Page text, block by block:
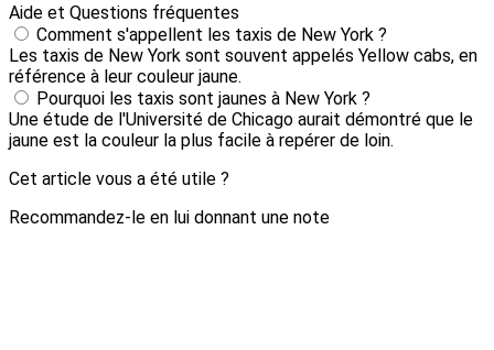
Aide et Questions fréquentes
Comment s'appellent les taxis de New York ?
Les taxis de New York sont souvent appelés Yellow cabs, en
référence à leur couleur jaune.
Pourquoi les taxis sont jaunes à New York ?
Une étude de l'Université de Chicago aurait démontré que le
jaune est la couleur la plus facile à repérer de loin.
Cet article vous a été utile ?
Recommandez-le en lui donnant une note